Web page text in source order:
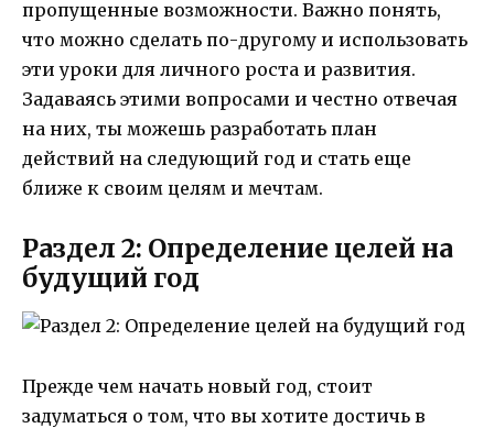
пропущенные возможности. Важно понять,
что можно сделать по-другому и использовать
эти уроки для личного роста и развития.
Задаваясь этими вопросами и честно отвечая
на них, ты можешь разработать план
действий на следующий год и стать еще
ближе к своим целям и мечтам.
Раздел 2: Определение целей на
будущий год
Прежде чем начать новый год, стоит
задуматься о том, что вы хотите достичь в